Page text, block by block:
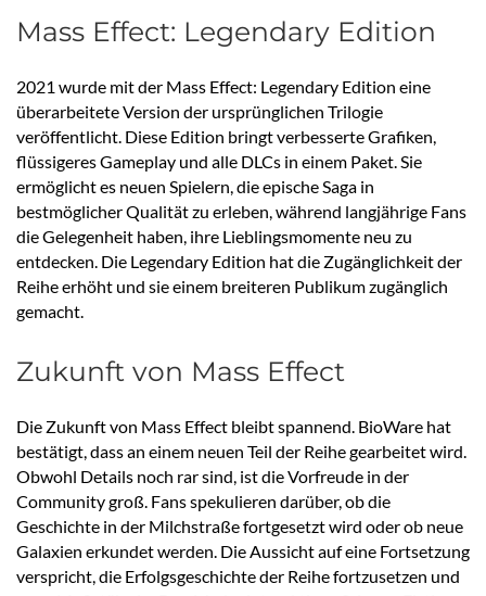
Mass Effect: Legendary Edition
2021 wurde mit der Mass Effect: Legendary Edition eine
überarbeitete Version der ursprünglichen Trilogie
veröffentlicht. Diese Edition bringt verbesserte Grafiken,
flüssigeres Gameplay und alle DLCs in einem Paket. Sie
ermöglicht es neuen Spielern, die epische Saga in
bestmöglicher Qualität zu erleben, während langjährige Fans
die Gelegenheit haben, ihre Lieblingsmomente neu zu
entdecken. Die Legendary Edition hat die Zugänglichkeit der
Reihe erhöht und sie einem breiteren Publikum zugänglich
gemacht.
Zukunft von Mass Effect
Die Zukunft von Mass Effect bleibt spannend. BioWare hat
bestätigt, dass an einem neuen Teil der Reihe gearbeitet wird.
Obwohl Details noch rar sind, ist die Vorfreude in der
Community groß. Fans spekulieren darüber, ob die
Geschichte in der Milchstraße fortgesetzt wird oder ob neue
Galaxien erkundet werden. Die Aussicht auf eine Fortsetzung
verspricht, die Erfolgsgeschichte der Reihe fortzusetzen und